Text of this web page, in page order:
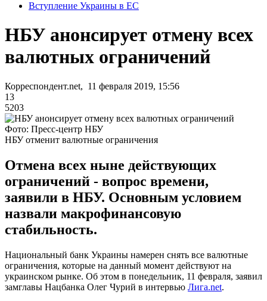
Вступление Украины в ЕС
НБУ анонсирует отмену всех
валютных ограничений
Корреспондент.net, 11 февраля 2019, 15:56
13
5203
Фото: Пресс-центр НБУ
НБУ отменит валютные ограничения
Отмена всех ныне действующих
ограничений - вопрос времени,
заявили в НБУ. Основным условием
назвали макрофинансовую
стабильность.
Национальный банк Украины намерен снять все валютные
ограничения, которые на данный момент действуют на
украинском рынке. Об этом в понедельник, 11 февраля, заявил
замглавы Нацбанка Олег Чурий в интервью Лига.net.